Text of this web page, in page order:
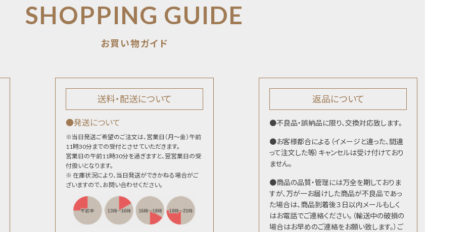
SHOPPING GUIDE
送料・配送について
●発送について
※当日発送ご希望のご注文は、営業日（月～金）午前
11時30分までの受付とさせていただきます。
営業日の午前11時30分を過ぎますと、翌営業日の受
付扱いとなります。
※ 在庫状況により、当日発送ができかねる場合がご
ざいますので、お問い合わせください。
返品について
●不良品・誤納品に限り、交換対応致します。
●お客様都合による（イメージと違った、間違
って注文した等）キャンセルは受け付けており
ません。
●商品の品質・管理には万全を期しておりま
すが、万が一お届けした商品が不良品であっ
た場合は、商品到着後３日以内メールもしく
はお電話でご連絡ください。（輸送中の破損の
場合はお早めのご連絡をお願い致します。）ご